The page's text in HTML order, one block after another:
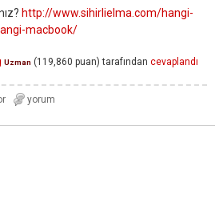
http://www.sihirlielma.com/hangi-
macbook/
Uzman (119,860 puan) tarafından cevaplandı